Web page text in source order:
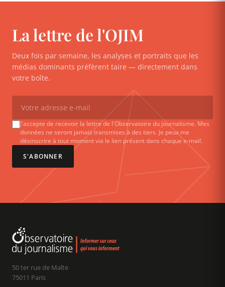
La lettre de l'OJIM
Deux fois par semaine, les analyses et portraits que les
médias dominants préfèrent taire — directement dans
votre boîte.
J'accepte de recevoir la lettre de l'Observatoire du journalisme. Mes
données ne seront jamais transmises à des tiers. Je peux me
désinscrire à tout moment via le lien présent dans chaque e-mail.
S'ABONNER
50 ter rue de Malte
75011 Paris